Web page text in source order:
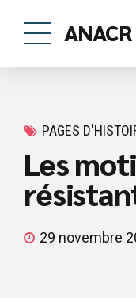
PAGES
Les
29 novembre